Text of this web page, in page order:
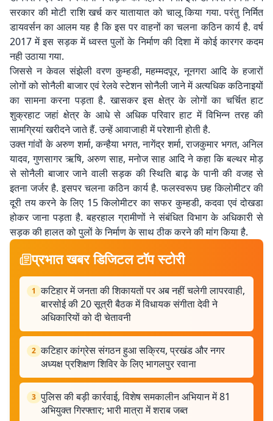
सरकार की मोटी राशि खर्च कर यातायात को चालू किया गया. परंतु निर्मित
डायवर्सन का आलम यह है कि इस पर वाहनों का चलना कठिन कार्य है. वर्ष
2017 में इस सड़क में ध्वस्त पुलों के निर्माण की दिशा में कोई कारगर कदम
नही उठाया गया.
जिससे न केवल संझेली वरण कुम्हडी, महम्मदपूर, नूनगरा आदि के हजारों
लोगों को सोनैली बाजार एवं रेलवे स्टेशन सोनैली जाने में अत्यधिक कठिनाइयों
का सामना करना पड़ता है. खासकर इस क्षेत्र के लोगों का चर्चित हाट
शुक्रहाट जहां क्षेत्र के आधे से अधिक परिवार हाट में विभिन्न तरह की
सामग्रियां खरीदने जाते हैं. उन्हें आवाजाही में परेशानी होती है.
उक्त गांवों के अरुण शर्मा, कन्हैया भगत, नागेंद्र शर्मा, राजकुमार भगत, अनिल
यादव, गुणसागर ऋषि, अरुण साह, मनोज साह आदि ने कहा कि बल्थर मोड़
से सोनैली बाजार जाने वाली सड़क की स्थिति बाढ़ के पानी की वजह से
इतना जर्जर है. इसपर चलना कठिन कार्य है. फलस्वरूप छह किलोमीटर की
दूरी तय करने के लिए 15 किलोमीटर का सफर कुम्हडी, कदवा एवं दोखडा
होकर जाना पड़ता है. बहरहाल ग्रामीणों ने संबंधित विभाग के अधिकारी से
सड़क की हालत को पुलों के निर्माण के साथ ठीक करने की मांग किया है.
प्रभात खबर डिजिटल टॉप स्टोरी
1 कटिहार में जनता की शिकायतों पर अब नहीं चलेगी लापरवाही,
बारसोई की 20 सूत्री बैठक में विधायक संगीता देवी ने
अधिकारियों को दी चेतावनी
2 कटिहार कांग्रेस संगठन हुआ सक्रिय, प्रखंड और नगर
अध्यक्ष प्रशिक्षण शिविर के लिए भागलपुर रवाना
3 पुलिस की बड़ी कार्रवाई, विशेष समकालीन अभियान में 81
अभियुक्त गिरफ्तार; भारी मात्रा में शराब जब्त